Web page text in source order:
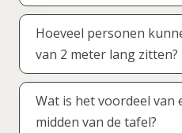
gebruikt. Stoelen
minder ruimte in, terwijl
armleuning of bredere
ruimte vragen.
Standaard worden de
rand geplaatst. De
plaats, zodat de
worden afgestemd op
functionele indeling van
Hoeveel personen
van 2 meter lang zitten?
Dat hangt onder
breedte van de
rekenvoorbeeld
Wat is het voordeel van
midden van de tafel?